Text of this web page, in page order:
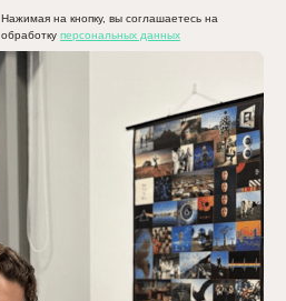
Нажимая на кнопку, вы соглашаетесь на
обработку персональных данных